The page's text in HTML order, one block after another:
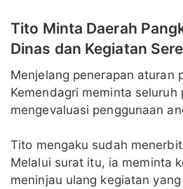
Tito Minta Daerah
Dinas dan Kegiatan
Menjelang penerapan aturan
Kemendagri meminta seluruh
mengevaluasi penggunaan
Tito mengaku sudah
Melalui surat itu, ia meminta
meninjau ulang kegiatan